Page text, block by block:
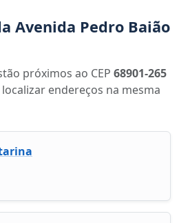
Avenida Pedro Baião
próximos ao CEP 68901-265
endereços na mesma